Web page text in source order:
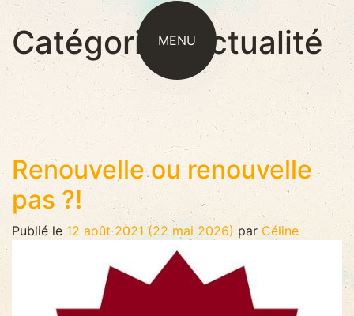
MENU
Catégorie :Actualité
Renouvelle ou renouvelle
pas ?!
Publié le 12 août 2021 (22 mai 2026) par Céline